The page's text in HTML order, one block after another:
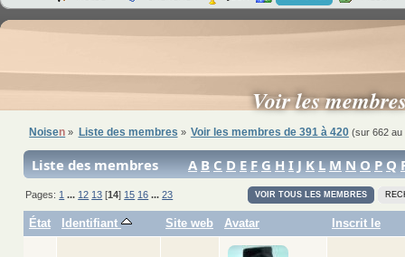
Voir les
Noisen » Liste des membres » Voir les membres de 391 à 420(sur 662 au
Liste des membres A B C D E F G H I J K L M N O P Q
VOIR TOUS LES MEMBRES
Pages: 1 ... 12 13 [14] 15 16 ...23
État Identifiant Site web Avatar Inscrit le